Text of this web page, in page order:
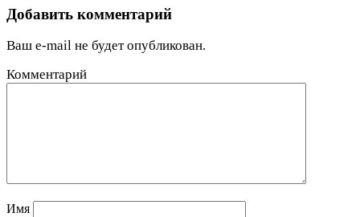
Добавить комментарий
Ваш e-mail не будет опубликован.
Комментарий
Имя